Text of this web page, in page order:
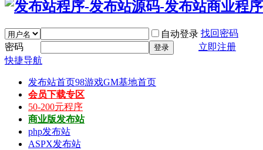
自动登录 找回密码
密码
登录
立即注册
快捷导航
发布站首页98游戏GM基地首页
会员下载专区
50-200元程序
商业版发布站
php发布站
ASPX发布站